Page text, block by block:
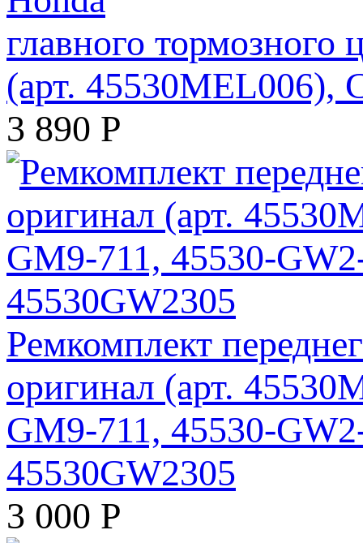
главного
(арт. 45530MEL006),
3 890 Р
Ремкомплект
оригинал (арт.
GM9-711, 45530-
45530GW2305
3 000 Р